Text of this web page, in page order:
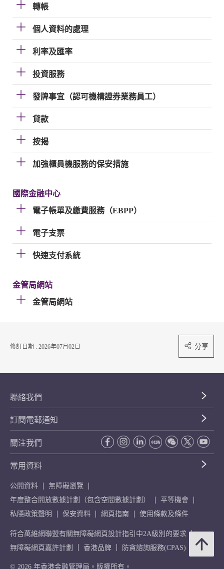
轉帳
個人資料的處理
利率及匯率
投資服務
發牌事宜（認可機構證券業務員工）
貸款
按揭
加強櫃員機服務的保安措施
國際金融中心
電子帳單及繳費服務（EBPP）
電子支票
快速支付系統
金管局網站
金管局網站
修訂日期 : 2026年07月02日 分享
聯絡我們
訂閱電郵通知
關注我們
常用資料
公開資料
無障礙瀏覽
年度整合開放數據計劃（包含空間數據計劃）
平等機會
私隱政策聲明
保安資料 網頁指南 使用條款及條件
符合萬維網聯盟有關無障礙網頁設計指引中2A級別的要求
無障礙網頁嘉許計劃
香港品牌 防貪諮詢服務(CPAS)
© 2026 年香港金融管理局。版權所有。